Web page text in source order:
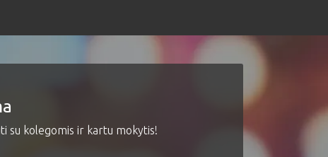
content
su kolegomis ir kartu mokytis!